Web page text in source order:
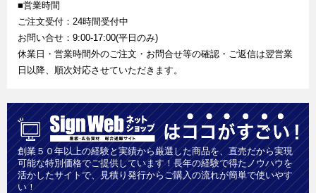
■営業時間
ご注文受付：24時間受付中
お問い合せ：9:00-17:00(平日のみ)
休業日・営業時間外のご注文・お問合せ等の確認・ご返信は翌営業
日以降、順次対応させていただきます。
創業５０年以上の経験と実績から厳選した商品を、直売だから実現
可能な特別価格でご提供しています！長年の経験で得たノウハウを
活かしたサイトで、見積り発行からご購入の流れが簡単で使いやす
い！